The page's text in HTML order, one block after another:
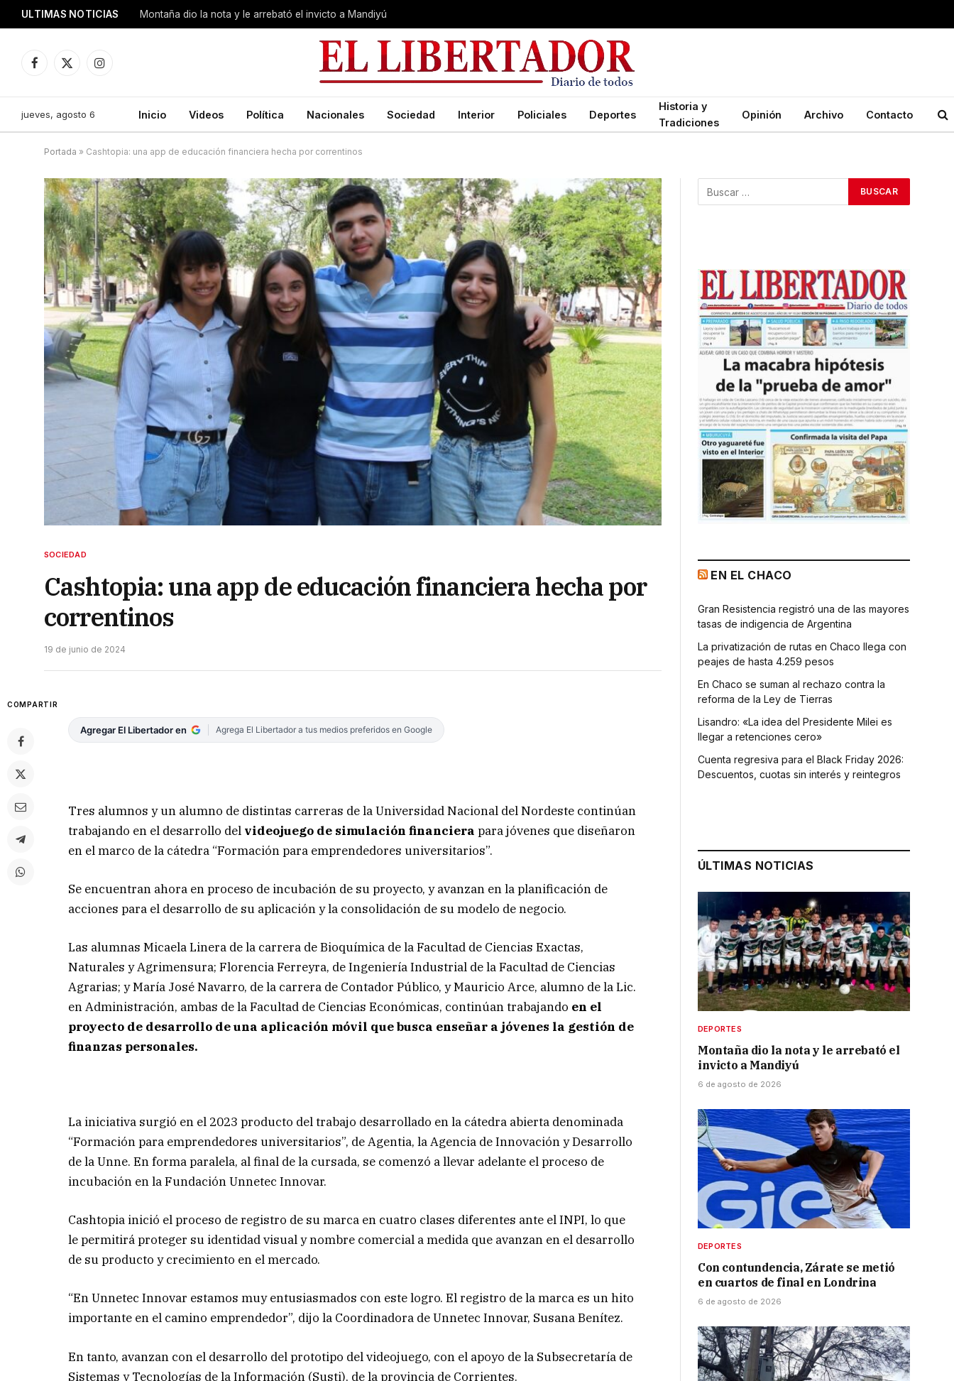
ULTIMAS NOTICIAS Montaña dio la nota y le arrebató el invicto a Mandiyú
Facebook
X
Instagram
jueves, agosto 6 Inicio Videos Política Nacionales Sociedad Interior Policiales Deportes
Historia y
Tradiciones
Opinión Archivo Contacto
Portada » Cashtopia: una app de educación financiera hecha por correntinos
SOCIEDAD
Cashtopia: una app de educación financiera hecha por
correntinos
19 de junio de 2024
COMPARTIR
Agregar El Libertador en Agrega El Libertador a tus medios preferidos en Google
Tres alumnos y un alumno de distintas carreras de la Universidad Nacional del Nordeste continúan
trabajando en el desarrollo del videojuego de simulación financiera para jóvenes que diseñaron
en el marco de la cátedra “Formación para emprendedores universitarios”.
Se encuentran ahora en proceso de incubación de su proyecto, y avanzan en la planificación de
acciones para el desarrollo de su aplicación y la consolidación de su modelo de negocio.
Las alumnas Micaela Linera de la carrera de Bioquímica de la Facultad de Ciencias Exactas,
Naturales y Agrimensura; Florencia Ferreyra, de Ingeniería Industrial de la Facultad de Ciencias
Agrarias; y María José Navarro, de la carrera de Contador Público, y Mauricio Arce, alumno de la Lic.
en Administración, ambas de la Facultad de Ciencias Económicas, continúan trabajando en el
proyecto de desarrollo de una aplicación móvil que busca enseñar a jóvenes la gestión de
finanzas personales.
La iniciativa surgió en el 2023 producto del trabajo desarrollado en la cátedra abierta denominada
“Formación para emprendedores universitarios”, de Agentia, la Agencia de Innovación y Desarrollo
de la Unne. En forma paralela, al final de la cursada, se comenzó a llevar adelante el proceso de
incubación en la Fundación Unnetec Innovar.
Cashtopia inició el proceso de registro de su marca en cuatro clases diferentes ante el INPI, lo que
le permitirá proteger su identidad visual y nombre comercial a medida que avanzan en el desarrollo
de su producto y crecimiento en el mercado.
“En Unnetec Innovar estamos muy entusiasmados con este logro. El registro de la marca es un hito
importante en el camino emprendedor”, dijo la Coordinadora de Unnetec Innovar, Susana Benítez.
En tanto, avanzan con el desarrollo del prototipo del videojuego, con el apoyo de la Subsecretaría de
Sistemas y Tecnologías de la Información (Susti), de la provincia de Corrientes.
EN EL CHACO
Gran Resistencia registró una de las mayores
tasas de indigencia de Argentina
La privatización de rutas en Chaco llega con
peajes de hasta 4.259 pesos
En Chaco se suman al rechazo contra la
reforma de la Ley de Tierras
Lisandro: «La idea del Presidente Milei es
llegar a retenciones cero»
Cuenta regresiva para el Black Friday 2026:
Descuentos, cuotas sin interés y reintegros
ÚLTIMAS NOTICIAS
DEPORTES
Montaña dio la nota y le arrebató el
invicto a Mandiyú
6 de agosto de 2026
DEPORTES
Con contundencia, Zárate se metió
en cuartos de final en Londrina
6 de agosto de 2026